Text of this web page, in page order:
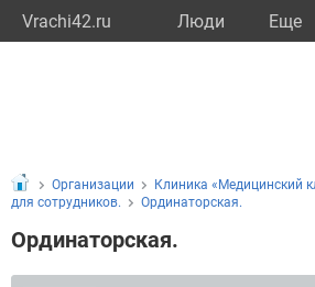
Vrachi42.ru Люди Eще
Организации Клиника «Медицинский
для сотрудников.
Ординаторская.
Ординаторская.